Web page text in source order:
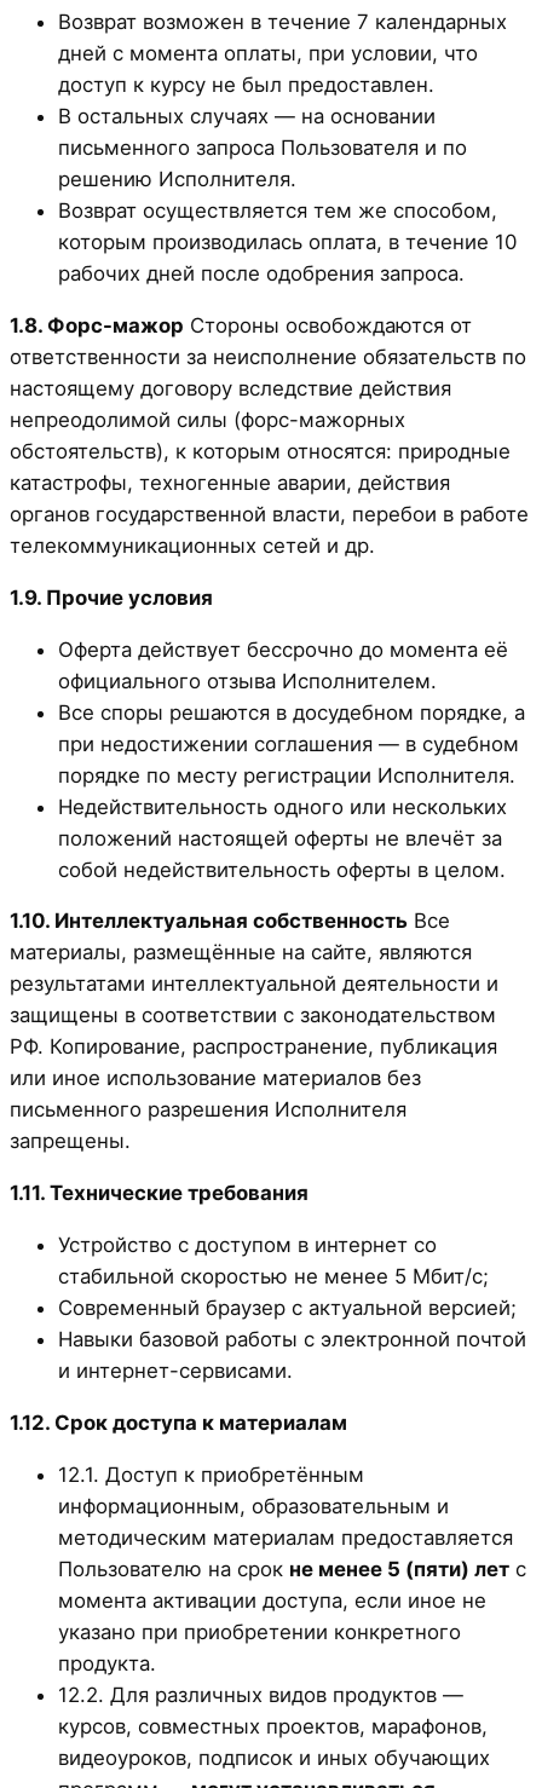
Возврат возможен в течение 7 календарных
дней с момента оплаты, при условии, что
доступ к курсу не был предоставлен.
В остальных случаях — на основании
письменного запроса Пользователя и по
решению Исполнителя.
Возврат осуществляется тем же способом,
которым производилась оплата, в течение 10
рабочих дней после одобрения запроса.
1.8. Форс-мажор Стороны освобождаются от
ответственности за неисполнение обязательств по
настоящему договору вследствие действия
непреодолимой силы (форс-мажорных
обстоятельств), к которым относятся: природные
катастрофы, техногенные аварии, действия
органов государственной власти, перебои в работе
телекоммуникационных сетей и др.
1.9. Прочие условия
Оферта действует бессрочно до момента её
официального отзыва Исполнителем.
Все споры решаются в досудебном порядке, а
при недостижении соглашения — в судебном
порядке по месту регистрации Исполнителя.
Недействительность одного или нескольких
положений настоящей оферты не влечёт за
собой недействительность оферты в целом.
1.10. Интеллектуальная собственность Все
материалы, размещённые на сайте, являются
результатами интеллектуальной деятельности и
защищены в соответствии с законодательством
РФ. Копирование, распространение, публикация
или иное использование материалов без
письменного разрешения Исполнителя
запрещены.
1.11. Технические требования
Устройство с доступом в интернет со
стабильной скоростью не менее 5 Мбит/с;
Современный браузер с актуальной версией;
Навыки базовой работы с электронной почтой
и интернет-сервисами.
1.12. Срок доступа к материалам
12.1. Доступ к приобретённым
информационным, образовательным и
методическим материалам предоставляется
Пользователю на срок не менее 5 (пяти) лет с
момента активации доступа, если иное не
указано при приобретении конкретного
продукта.
12.2. Для различных видов продуктов —
курсов, совместных проектов, марафонов,
видеоуроков, подписок и иных обучающих